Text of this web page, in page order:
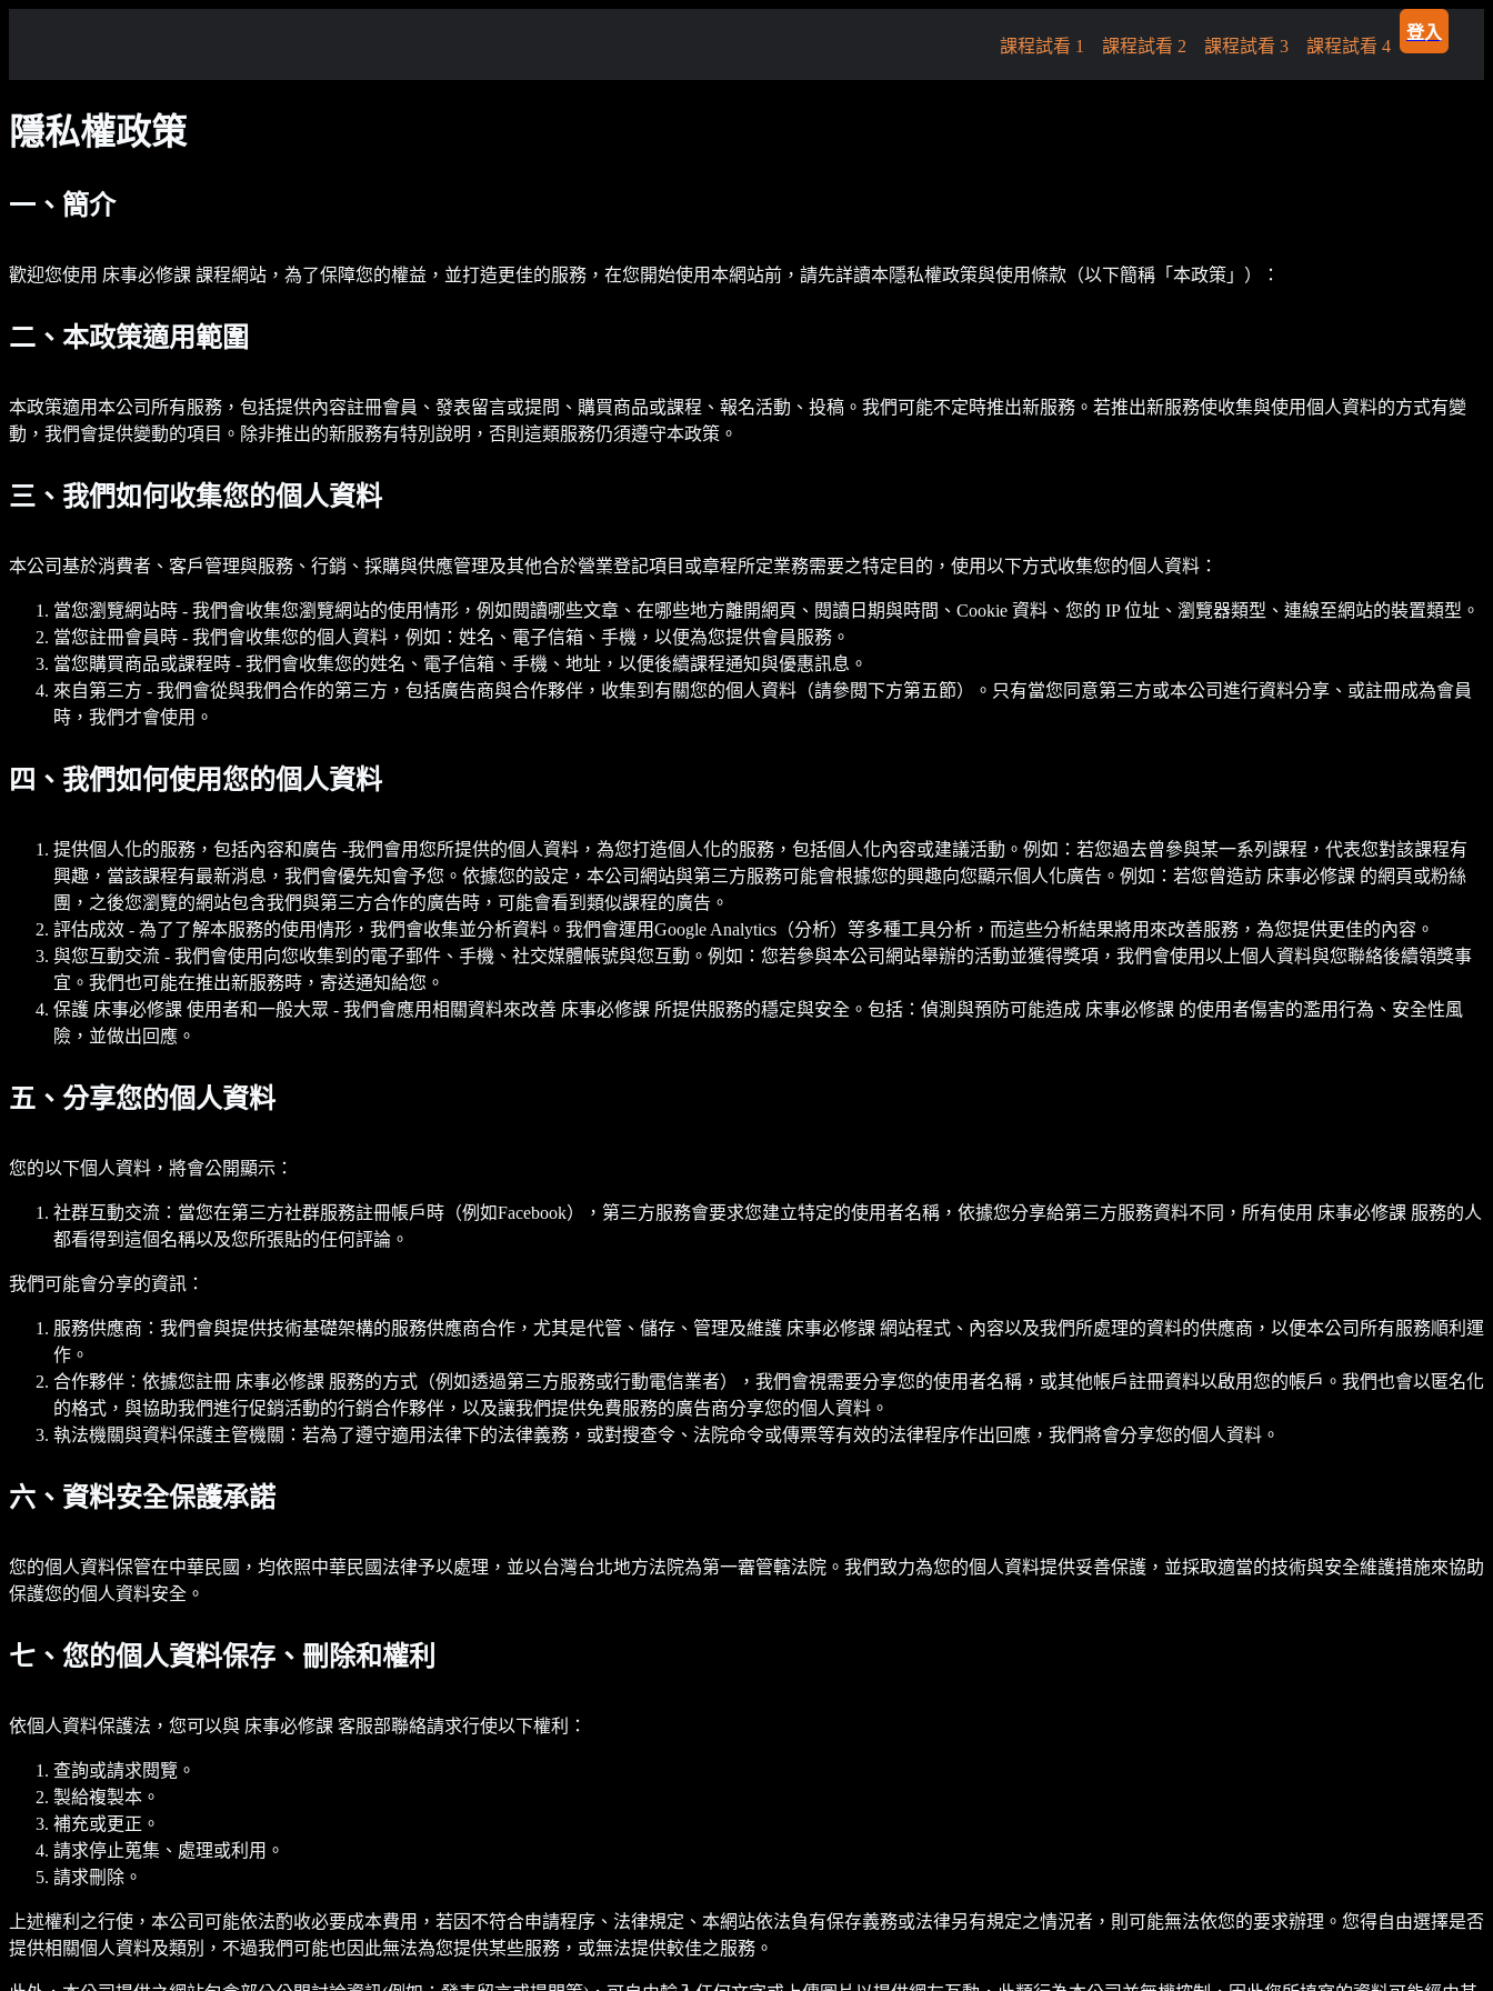
課程試看 1 課程試看 2 課程試看 3 課程試看 4
登入
隱私權政策
一、簡介
歡迎您使用 床事必修課 課程網站，為了保障您的權益，並打造更佳的服務，在您開始使用本網站前，請先詳讀本隱私權政策與使用條款（以下簡稱「本政策」）：
二、本政策適用範圍
本政策適用本公司所有服務，包括提供內容註冊會員、發表留言或提問、購買商品或課程、報名活動、投稿。我們可能不定時推出新服務。若推出新服務使收集與使用個人資料的方式有變
動，我們會提供變動的項目。除非推出的新服務有特別說明，否則這類服務仍須遵守本政策。
三、我們如何收集您的個人資料
本公司基於消費者、客戶管理與服務、行銷、採購與供應管理及其他合於營業登記項目或章程所定業務需要之特定目的，使用以下方式收集您的個人資料：
當您瀏覽網站時 - 我們會收集您瀏覽網站的使用情形，例如閱讀哪些文章、在哪些地方離開網頁、閱讀日期與時間、Cookie 資料、您的 IP 位址、瀏覽器類型、連線至網站的裝置類型。
當您註冊會員時 - 我們會收集您的個人資料，例如：姓名、電子信箱、手機，以便為您提供會員服務。
當您購買商品或課程時 - 我們會收集您的姓名、電子信箱、手機、地址，以便後續課程通知與優惠訊息。
來自第三方 - 我們會從與我們合作的第三方，包括廣告商與合作夥伴，收集到有關您的個人資料（請參閱下方第五節）。只有當您同意第三方或本公司進行資料分享、或註冊成為會員
時，我們才會使用。
四、我們如何使用您的個人資料
提供個人化的服務，包括內容和廣告 -我們會用您所提供的個人資料，為您打造個人化的服務，包括個人化內容或建議活動。例如：若您過去曾參與某一系列課程，代表您對該課程有
興趣，當該課程有最新消息，我們會優先知會予您。依據您的設定，本公司網站與第三方服務可能會根據您的興趣向您顯示個人化廣告。例如：若您曾造訪 床事必修課 的網頁或粉絲
團，之後您瀏覽的網站包含我們與第三方合作的廣告時，可能會看到類似課程的廣告。
評估成效 - 為了了解本服務的使用情形，我們會收集並分析資料。我們會運用Google Analytics（分析）等多種工具分析，而這些分析結果將用來改善服務，為您提供更佳的內容。
與您互動交流 - 我們會使用向您收集到的電子郵件、手機、社交媒體帳號與您互動。例如：您若參與本公司網站舉辦的活動並獲得獎項，我們會使用以上個人資料與您聯絡後續領獎事
宜。我們也可能在推出新服務時，寄送通知給您。
保護 床事必修課 使用者和一般大眾 - 我們會應用相關資料來改善 床事必修課 所提供服務的穩定與安全。包括：偵測與預防可能造成 床事必修課 的使用者傷害的濫用行為、安全性風
險，並做出回應。
五、分享您的個人資料
您的以下個人資料，將會公開顯示：
社群互動交流：當您在第三方社群服務註冊帳戶時（例如Facebook），第三方服務會要求您建立特定的使用者名稱，依據您分享給第三方服務資料不同，所有使用 床事必修課 服務的人
都看得到這個名稱以及您所張貼的任何評論。
我們可能會分享的資訊：
服務供應商：我們會與提供技術基礎架構的服務供應商合作，尤其是代管、儲存、管理及維護 床事必修課 網站程式、內容以及我們所處理的資料的供應商，以便本公司所有服務順利運
作。
合作夥伴：依據您註冊 床事必修課 服務的方式（例如透過第三方服務或行動電信業者），我們會視需要分享您的使用者名稱，或其他帳戶註冊資料以啟用您的帳戶。我們也會以匿名化
的格式，與協助我們進行促銷活動的行銷合作夥伴，以及讓我們提供免費服務的廣告商分享您的個人資料。
執法機關與資料保護主管機關：若為了遵守適用法律下的法律義務，或對搜查令、法院命令或傳票等有效的法律程序作出回應，我們將會分享您的個人資料。
六、資料安全保護承諾
您的個人資料保管在中華民國，均依照中華民國法律予以處理，並以台灣台北地方法院為第一審管轄法院。我們致力為您的個人資料提供妥善保護，並採取適當的技術與安全維護措施來協助
保護您的個人資料安全。
七、您的個人資料保存、刪除和權利
依個人資料保護法，您可以與 床事必修課 客服部聯絡請求行使以下權利：
查詢或請求閱覽。
製給複製本。
補充或更正。
請求停止蒐集、處理或利用。
請求刪除。
上述權利之行使，本公司可能依法酌收必要成本費用，若因不符合申請程序、法律規定、本網站依法負有保存義務或法律另有規定之情況者，則可能無法依您的要求辦理。您得自由選擇是否
提供相關個人資料及類別，不過我們可能也因此無法為您提供某些服務，或無法提供較佳之服務。